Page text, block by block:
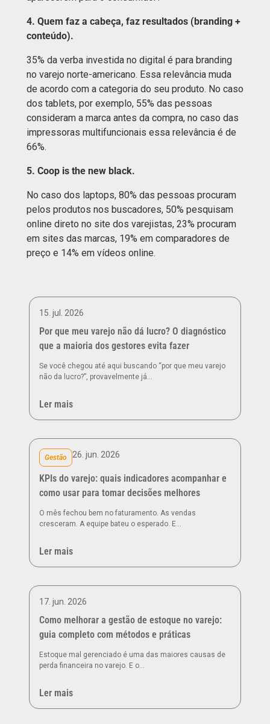
4. Quem faz a cabeça, faz resultados (branding +
conteúdo).
35% da verba investida no digital é para branding
no varejo norte-americano. Essa relevância muda
de acordo com a categoria do seu produto. No caso
dos tablets, por exemplo, 55% das pessoas
consideram a marca antes da compra, no caso das
impressoras multifuncionais essa relevância é de
66%.
5. Coop is the new black.
No caso dos laptops, 80% das pessoas procuram
pelos produtos nos buscadores, 50% pesquisam
online direto no site dos varejistas, 23% procuram
em sites das marcas, 19% em comparadores de
preço e 14% em vídeos online.
15. jul. 2026
Por que meu varejo não dá lucro? O diagnóstico
que a maioria dos gestores evita fazer
Se você chegou até aqui buscando “por que meu varejo
não da lucro?”, provavelmente já…
Ler mais
Gestão 26. jun. 2026
KPIs do varejo: quais indicadores acompanhar e
como usar para tomar decisões melhores
O mês fechou bem no faturamento. As vendas
cresceram. A equipe bateu o esperado. E…
Ler mais
17. jun. 2026
Como melhorar a gestão de estoque no varejo:
guia completo com métodos e práticas
Estoque mal gerenciado é uma das maiores causas de
perda financeira no varejo. E o…
Ler mais